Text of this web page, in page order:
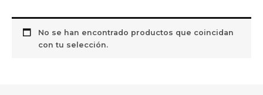
No se han encontrado productos que coincidan
con tu selección.